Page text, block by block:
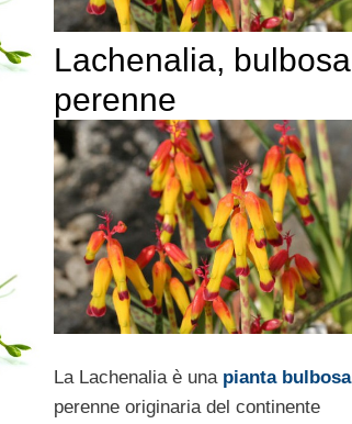
Lachenalia, bulbosa
perenne
La Lachenalia è una pianta bulbosa
perenne originaria del continente